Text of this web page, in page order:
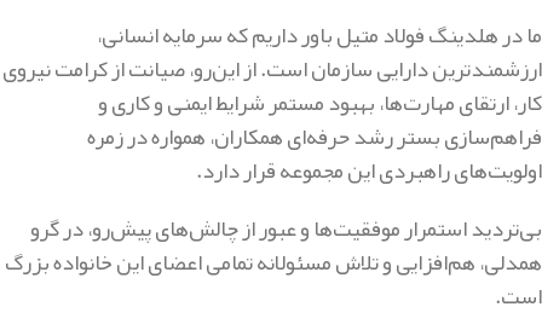
ما در هلدینگ فولاد متیل باور داریم که سرمایه انسانی،
ارزشمندترین دارایی سازمان است. از این‌رو، صیانت از کرامت نیروی
کار، ارتقای مهارت‌ها، بهبود مستمر شرایط ایمنی و کاری و
فراهم‌سازی بستر رشد حرفه‌ای همکاران، همواره در زمره
اولویت‌های راهبردی این مجموعه قرار دارد.
بی‌تردید استمرار موفقیت‌ها و عبور از چالش‌های پیش‌رو، در گرو
همدلی، هم‌افزایی و تلاش مسئولانه تمامی اعضای این خانواده بزرگ
است.